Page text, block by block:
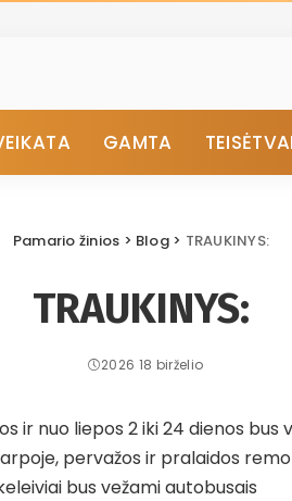
GAMTA
Pamario žinios > Blog> TRAUKINYS:
TRAUKINYS:
2026 18 birželio
ir nuo liepos 2 iki 24 dienos
pervažos ir pralaidos
bus vežami autobusais